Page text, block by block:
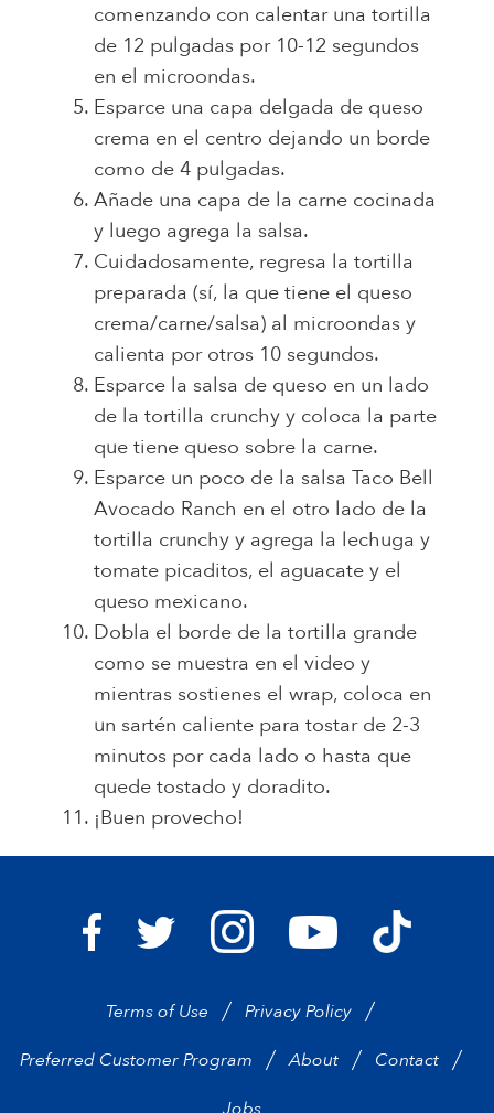
comenzando con calentar una tortilla
de 12 pulgadas por 10-12 segundos
en el microondas.
Esparce una capa delgada de queso
crema en el centro dejando un borde
como de 4 pulgadas.
Añade una capa de la carne cocinada
y luego agrega la salsa.
Cuidadosamente, regresa la tortilla
preparada (sí, la que tiene el queso
crema/carne/salsa) al microondas y
calienta por otros 10 segundos.
Esparce la salsa de queso en un lado
de la tortilla crunchy y coloca la parte
que tiene queso sobre la carne.
Esparce un poco de la salsa Taco Bell
Avocado Ranch en el otro lado de la
tortilla crunchy y agrega la lechuga y
tomate picaditos, el aguacate y el
queso mexicano.
Dobla el borde de la tortilla grande
como se muestra en el video y
mientras sostienes el wrap, coloca en
un sartén caliente para tostar de 2-3
minutos por cada lado o hasta que
quede tostado y doradito.
¡Buen provecho!
Bravo Supermarkets on Facebook
Bravo Supermarkets on Twitter
Bravo Supermarkets on
Bravo Bravo
Terms of Use
Privacy Policy
Preferred Customer Program
About
Contact
Jobs